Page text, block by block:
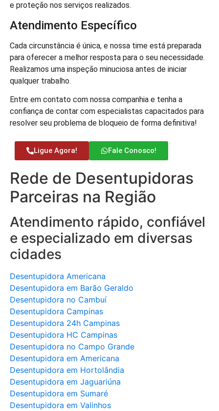
e proteção nos serviços realizados.
Atendimento Específico
Cada circunstância é única, e nossa time está preparada
para oferecer a melhor resposta para o seu necessidade.
Realizamos uma inspeção minuciosa antes de iniciar
qualquer trabalho.
Entre em contato com nossa companhia e tenha a
confiança de contar com especialistas capacitados para
resolver seu problema de bloqueio de forma definitiva!
Ligue Agora! Fale Conosco!
Rede de Desentupidoras
Parceiras na Região
Atendimento rápido, confiável
e especializado em diversas
cidades
Desentupidora Americana
Desentupidora em Barão Geraldo
Desentupidora no Cambuí
Desentupidora Campinas
Desentupidora 24h Campinas
Desentupidora HC Campinas
Desentupidora no Campo Grande
Desentupidora em Americana
Desentupidora em Hortolândia
Desentupidora em Jaguariúna
Desentupidora em Sumaré
Desentupidora em Valinhos